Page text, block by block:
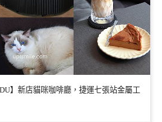
】新店貓咪咖啡廳，捷運七張站金屬工